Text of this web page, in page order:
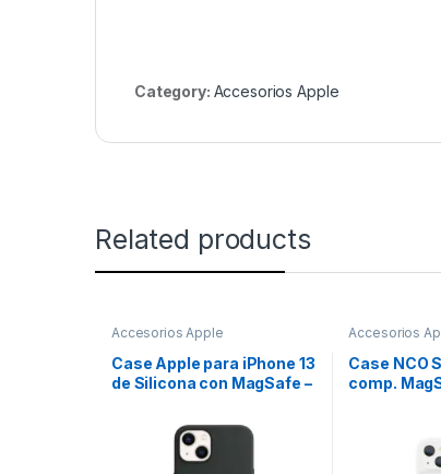
Category: Accesorios Apple
Related products
Accesorios Apple
Case Apple para iPhone 13
de Silicona con MagSafe –
Accesorios
Case NCO
comp.